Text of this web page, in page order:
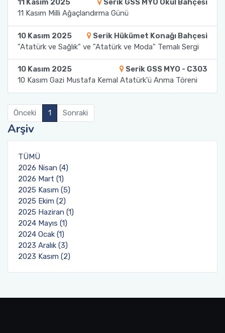
11 Kasım 2025
Serik GSS MYO Okul Bahçesi
11 Kasım Milli Ağaçlandırma Günü
10 Kasım 2025
Serik Hükümet Konağı Bahçesi
"Atatürk ve Sağlık" ve "Atatürk ve Moda" Temalı Sergi
10 Kasım 2025
Serik GSS MYO - C303
10 Kasım Gazi Mustafa Kemal Atatürk'ü Anma Töreni
Önceki 1 Sonraki
Arşiv
TÜMÜ
2026 Nisan (4)
2026 Mart (1)
2025 Kasım (5)
2025 Ekim (2)
2025 Haziran (1)
2024 Mayıs (1)
2024 Ocak (1)
2023 Aralık (3)
2023 Kasım (2)
Toplumsal Duyarlılık ve Katkı Projeleri Birim
Tıbbi Hizmetler ve Teknikler - Optisyenlik
Yönetim ve Organizasyon
Ders İçerikleri
Uzaktan Eğitim Rehberleri
Öğrenci Dilekçe Örnekleri
Mezuniyet İşlemleri
Öğrencilerimiz İçin Faydalı Linkler